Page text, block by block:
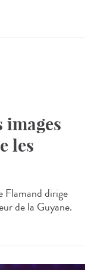
images
les
Flamand dirige
de la Guyane.